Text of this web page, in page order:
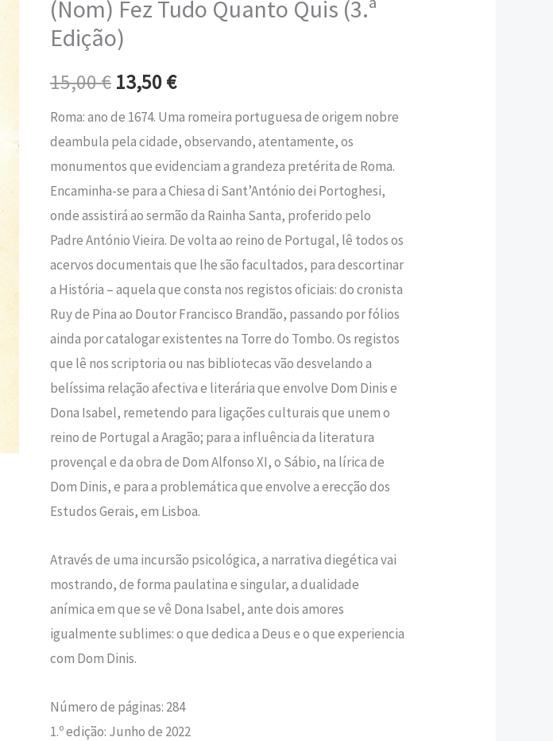
(Nom) Fez Tudo Quanto Quis (3.ª
Edição)
15,00€
era:
15,00 €.
13,50€
é:
Roma: ano de 1674. Uma romeira portuguesa de origem nobre
deambula pela cidade, observando, atentamente, os
monumentos que evidenciam a grandeza pretérita de Roma.
Encaminha-se para a Chiesa di Sant’António dei Portoghesi,
onde assistirá ao sermão da Rainha Santa, proferido pelo
Padre António Vieira. De volta ao reino de Portugal, lê todos os
acervos documentais que lhe são facultados, para descortinar
a História – aquela que consta nos registos oficiais: do cronista
Ruy de Pina ao Doutor Francisco Brandão, passando por fólios
ainda por catalogar existentes na Torre do Tombo. Os registos
que lê nos scriptoria ou nas bibliotecas vão desvelando a
belíssima relação afectiva e literária que envolve Dom Dinis e
Dona Isabel, remetendo para ligações culturais que unem o
reino de Portugal a Aragão; para a influência da literatura
provençal e da obra de Dom Alfonso XI, o Sábio, na lírica de
Dom Dinis, e para a problemática que envolve a erecção dos
Estudos Gerais, em Lisboa.
Através de uma incursão psicológica, a narrativa diegética vai
mostrando, de forma paulatina e singular, a dualidade
anímica em que se vê Dona Isabel, ante dois amores
igualmente sublimes: o que dedica a Deus e o que experiencia
com Dom Dinis.
Número de páginas: 284
1.º edição: Junho de 2022
Dinis
–
Rey
Que
(Nom)
Fez
Tudo
Quanto
Quis
(3.ª
Edição)